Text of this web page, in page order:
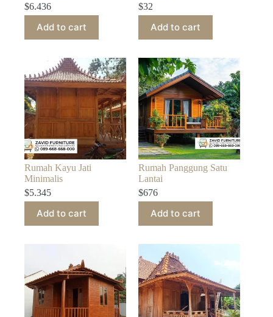
$6.436
Add to cart
$32
Add to cart
Rumah Kayu Jati
Minimalis
$5.345
Add to cart
Rumah Panggung Satu
Lantai
$676
Add to cart